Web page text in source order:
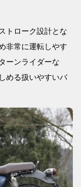
トローク設計とな
非常に運転しやす
ーンライダーな
める扱いやすいバ